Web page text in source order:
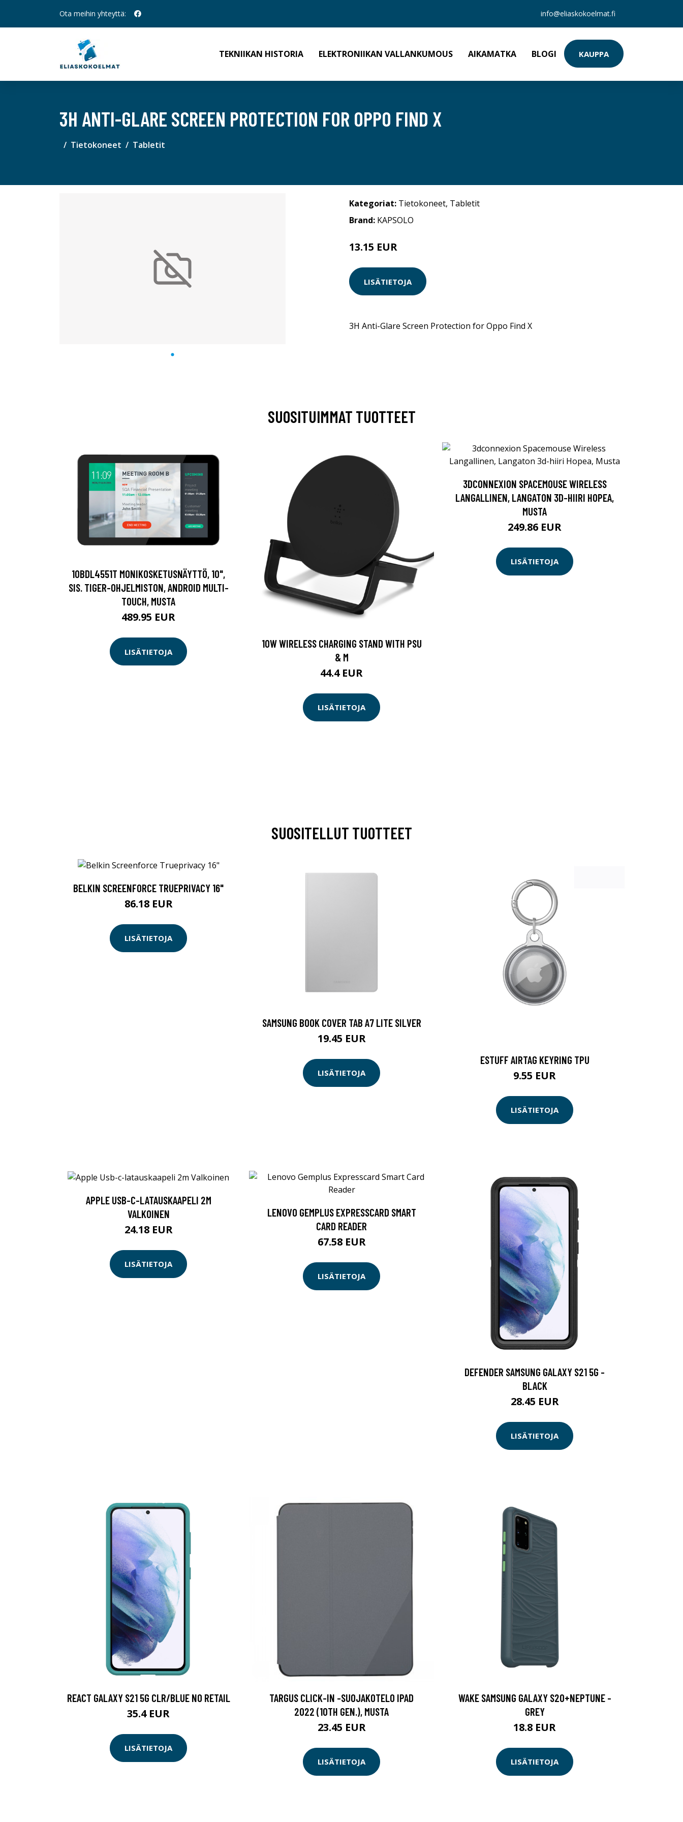
Ota meihin yhteyttä: info@eliaskokoelmat.fi
TEKNIIKAN HISTORIA ELEKTRONIIKAN VALLANKUMOUS AIKAMATKA BLOGI KAUPPA
3H ANTI-GLARE SCREEN PROTECTION FOR OPPO FIND X
Tietokoneet Tabletit
Kategoriat: Tietokoneet, Tabletit
Brand: KAPSOLO
13.15 EUR
LISÄTIETOJA
3H Anti-Glare Screen Protection for Oppo Find X
SUOSITUIMMAT TUOTTEET
10BDL4551T MONIKOSKETUSNÄYTTÖ, 10",
SIS. TIGER-OHJELMISTON, ANDROID MULTI-
TOUCH, MUSTA
489.95 EUR
LISÄTIETOJA
10W WIRELESS CHARGING STAND WITH PSU
& M
44.4 EUR
LISÄTIETOJA
3DCONNEXION SPACEMOUSE WIRELESS
LANGALLINEN, LANGATON 3D-HIIRI HOPEA,
MUSTA
249.86 EUR
LISÄTIETOJA
SUOSITELLUT TUOTTEET
BELKIN SCREENFORCE TRUEPRIVACY 16"
86.18 EUR
LISÄTIETOJA
SAMSUNG BOOK COVER TAB A7 LITE SILVER
19.45 EUR
LISÄTIETOJA
ESTUFF AIRTAG KEYRING TPU
9.55 EUR
LISÄTIETOJA
APPLE USB-C-LATAUSKAAPELI 2M
VALKOINEN
24.18 EUR
LISÄTIETOJA
LENOVO GEMPLUS EXPRESSCARD SMART
CARD READER
67.58 EUR
LISÄTIETOJA
DEFENDER SAMSUNG GALAXY S21 5G -
BLACK
28.45 EUR
LISÄTIETOJA
REACT GALAXY S21 5G CLR/BLUE NO RETAIL
35.4 EUR
LISÄTIETOJA
TARGUS CLICK-IN -SUOJAKOTELO IPAD
2022 (10TH GEN.), MUSTA
23.45 EUR
LISÄTIETOJA
WAKE SAMSUNG GALAXY S20+NEPTUNE -
GREY
18.8 EUR
LISÄTIETOJA